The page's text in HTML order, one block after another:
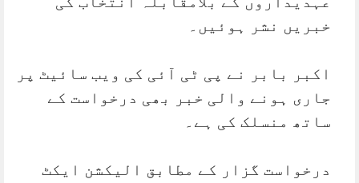
خبریں نشر ہوئیں۔
اکبر بابر نے پی ٹی آئی کی ویب سائیٹ پر
جاری ہونے والی خبر بھی درخواست کے
ساتھ منسلک کی ہے۔
درخواست گزار کے مطابق الیکشن ایکٹ